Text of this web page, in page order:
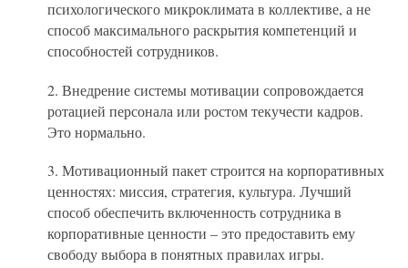
психологического микроклимата в коллективе, а не
способ максимального раскрытия компетенций и
способностей сотрудников.
2. Внедрение системы мотивации сопровождается
ротацией персонала или ростом текучести кадров.
Это нормально.
3. Мотивационный пакет строится на корпоративных
ценностях: миссия, стратегия, культура. Лучший
способ обеспечить включенность сотрудника в
корпоративные ценности – это предоставить ему
свободу выбора в понятных правилах игры.